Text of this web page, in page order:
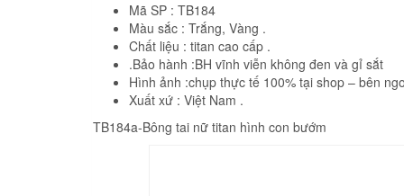
Mã SP : TB184
Màu sắc : Trắng, Vàng .
Chất liệu : titan cao cấp .
.Bảo hành :BH vĩnh viễn không đen và gỉ sắt
Hình ảnh :chụp thực tế 100% tại shop – bên
Xuất xứ : Việt Nam .
TB184a-Bông tai nữ titan hình con bướm